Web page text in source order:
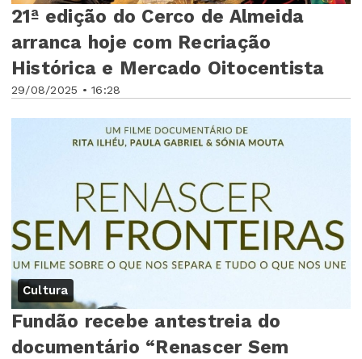
29/08/2025 • 16:28
21ª edição do Cerco de Almeida
arranca hoje com Recriação
Histórica e Mercado Oitocentista
Cultura
Fundão recebe antestreia do
documentário “Renascer Sem